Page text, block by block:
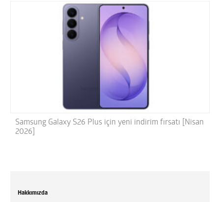
Samsung Galaxy S26 Plus için yeni indirim fırsatı [Nisan
2026]
Hakkımızda